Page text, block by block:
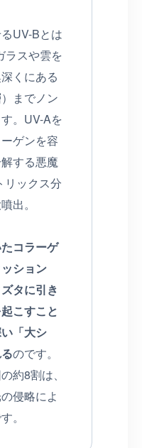
UV-Bとは
ラスや雲を
くにある
までノン
。UV-Aを
ゲンを容
する悪魔
リックス分
出。
コラーゲ
ション
タに引き
こすこと
「大シ
のです。
約8割は、
侵略によ
。